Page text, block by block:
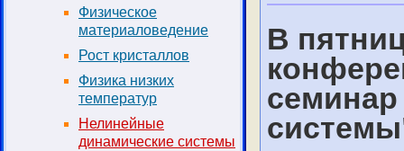
Физическое
материаловедение
Рост кристаллов
Физика низких
температур
Нелинейные
динамические системы
В